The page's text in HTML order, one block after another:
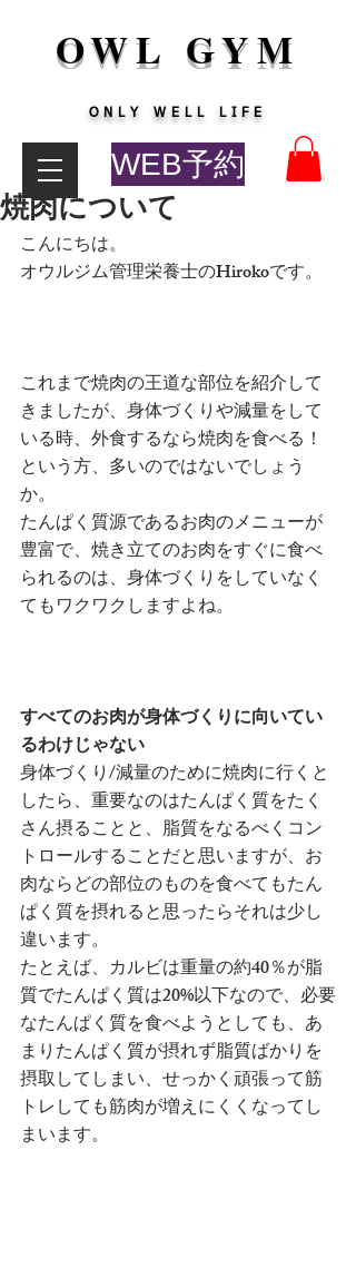
OWL GYM
​ONLY WELL LIFE
WEB予約
焼肉について
こんにちは。
オウルジム管理栄養士のHirokoです。
これまで焼肉の王道な部位を紹介して
きましたが、身体づくりや減量をして
いる時、外食するなら焼肉を食べる！
という方、多いのではないでしょう
か。
たんぱく質源であるお肉のメニューが
豊富で、焼き立てのお肉をすぐに食べ
られるのは、身体づくりをしていなく
てもワクワクしますよね。
すべてのお肉が身体づくりに向いてい
るわけじゃない
身体づくり/減量のために焼肉に行くと
したら、重要なのはたんぱく質をたく
さん摂ることと、脂質をなるべくコン
トロールすることだと思いますが、お
肉ならどの部位のものを食べてもたん
ぱく質を摂れると思ったらそれは少し
違います。
たとえば、カルビは重量の約40％が脂
質でたんぱく質は20%以下なので、必要
なたんぱく質を食べようとしても、あ
まりたんぱく質が摂れず脂質ばかりを
摂取してしまい、せっかく頑張って筋
トレしても筋肉が増えにくくなってし
まいます。